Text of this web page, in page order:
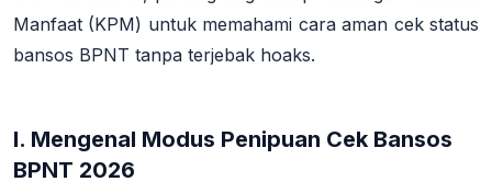
Manfaat (KPM) untuk memahami cara aman cek status
bansos BPNT tanpa terjebak hoaks.
I. Mengenal Modus Penipuan Cek Bansos
BPNT 2026